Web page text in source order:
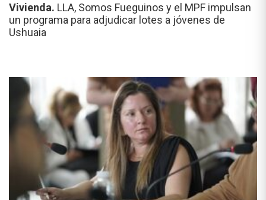
Vivienda. LLA, Somos Fueguinos y el MPF impulsan
un programa para adjudicar lotes a jóvenes de
Ushuaia